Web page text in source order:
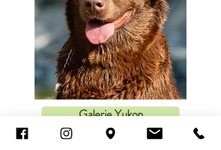
Galerie Yukon